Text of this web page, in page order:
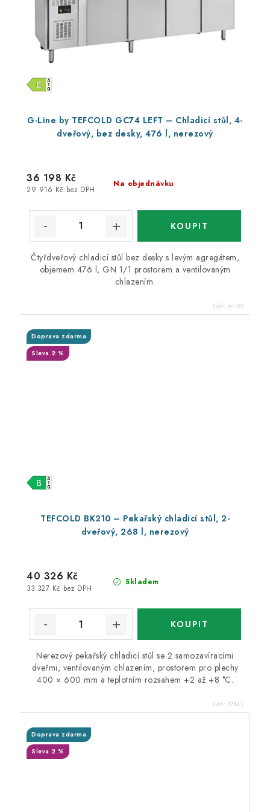
G-Line by TEFCOLD GC74 LEFT – Chladicí stůl, 4-
dveřový, bez desky, 476 l, nerezový
Na objednávku
29 916 Kč bez DPH
36 198 Kč
Čtyřdveřový chladicí stůl bez desky s levým agregátem,
objemem 476 l, GN 1/1 prostorem a ventilovaným
chlazením.
Kód: AI150
TEFCOLD BK210 – Pekařský chladicí stůl, 2-
dveřový, 268 l, nerezový
Doprava zdarma
Sleva 2 %
Skladem
33 327 Kč bez DPH
40 326 Kč
Nerezový pekařský chladicí stůl se 2 samozavíracími
dveřmi, ventilovaným chlazením, prostorem pro plechy
400 × 600 mm a teplotním rozsahem +2 až +8 °C.
Kód: 17843
Doprava zdarma
Sleva 2 %